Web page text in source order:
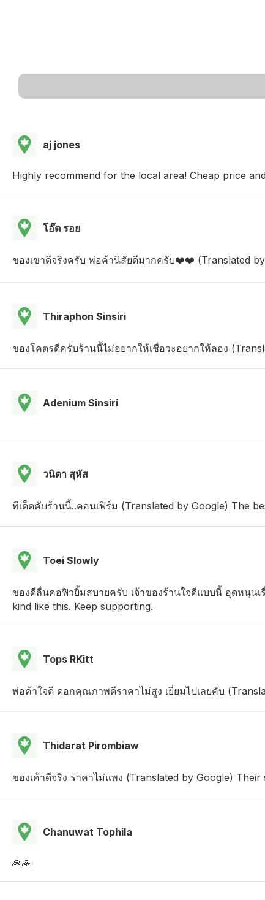
aj jones
Highly recommend for the local area! Cheap price
โอ๊ต รอย
ของเขาดีจริงครับ พ่อค้านิสัยดีมากครับ❤️❤️ (Translated
Thiraphon Sinsiri
ของโคตรดีครับร้านนี้ไม่อยากให้เชื่อวะอยากให้ลอง
Adenium Sinsiri
วนิดา สุหัส
ทีเด็ดคับร้านนี้..คอนเฟิร์ม (Translated by Google) The
Toei Slowly
ของดีลื่นคอฟิวยิ้มสบายครับ เจ้าของร้านใจดีแบบนี้ อุดหนุน
kind like this. Keep supporting.
Tops RKitt
พ่อค้าใจดี ดอกคุณภาพดีราคาไม่สูง เยี่ยมไปเลยคับ
Thidarat Pirombiaw
ของเค้าดีจริง ราคาไม่แพง (Translated by Google)
Chanuwat Tophila
🙏🙏